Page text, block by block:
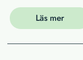
Läs mer